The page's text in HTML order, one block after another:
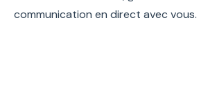
communication en direct avec vous.